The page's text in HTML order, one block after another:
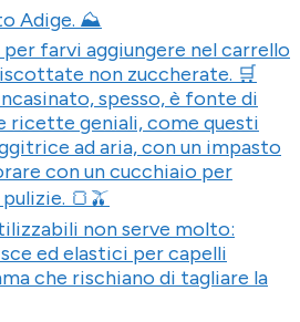
Adige. ⛰️
farvi aggiungere nel carrello
non zuccherate. 🛒
spesso, è fonte di
ricette geniali, come questi
ad aria, con un impasto
con un cucchiaio per
🍞🫒
non serve molto:
ed elastici per capelli
che rischiano di tagliare la